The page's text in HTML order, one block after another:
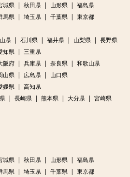
城県 秋田県 山形県
福島県
馬県 埼玉県 千葉県
東京都
県 石川県 福井県 山梨県
長野県
知県
三重県
阪府 兵庫県 奈良県
和歌山県
山県 広島県
山口県
媛県
高知県
長崎県 熊本県 大分県
宮崎県
城県 秋田県 山形県
福島県
馬県 埼玉県 千葉県
東京都